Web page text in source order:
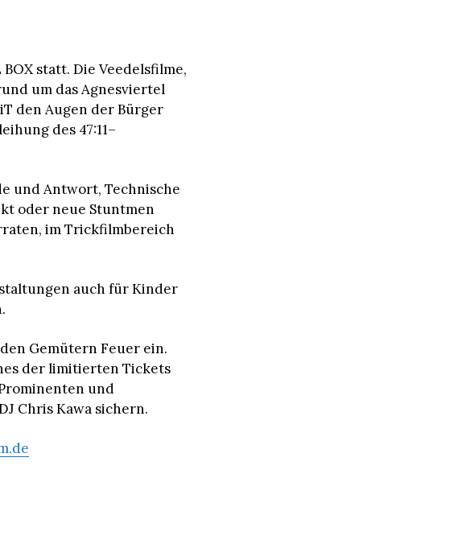
statt. Die Veedelsfilme,
um das Agnesviertel
den Augen der Bürger
des 47:11–
und Antwort, Technische
oder neue Stuntmen
im Trickfilmbereich
auch für Kinder
Gemütern Feuer ein.
der limitierten Tickets
und
Chris Kawa sichern.